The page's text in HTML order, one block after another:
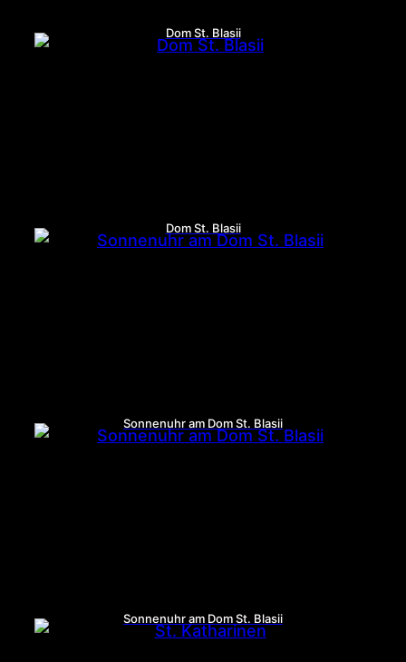
Dom St. Blasii
Dom St. Blasii
Sonnenuhr am Dom St. Blasii
Sonnenuhr am Dom St. Blasii